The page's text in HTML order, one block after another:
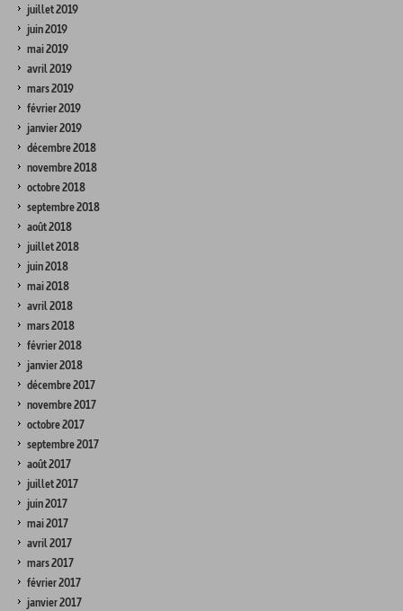
juillet 2019
juin 2019
mai 2019
avril 2019
mars 2019
février 2019
janvier 2019
décembre 2018
novembre 2018
octobre 2018
septembre 2018
août 2018
juillet 2018
juin 2018
mai 2018
avril 2018
mars 2018
février 2018
janvier 2018
décembre 2017
novembre 2017
octobre 2017
septembre 2017
août 2017
juillet 2017
juin 2017
mai 2017
avril 2017
mars 2017
février 2017
janvier 2017